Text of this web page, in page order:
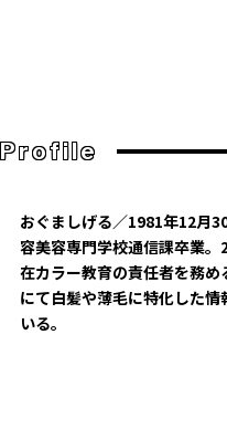
Profile
おぐましげる／1981年12月
容美容専門学校通信課卒業
在カラー教育の責任者を務め
にて白髪や薄毛に特化した
いる。